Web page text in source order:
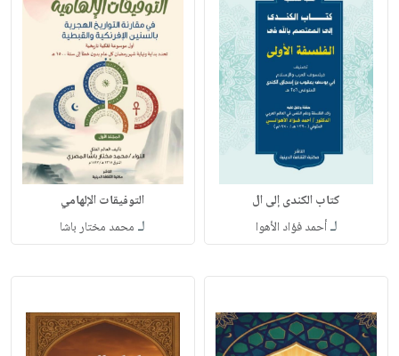
كتاب الكندى إلى ال
لـأحمد فؤاد الأهوا
التوفيقات الإلهامي
لـ محمد مختار باشا